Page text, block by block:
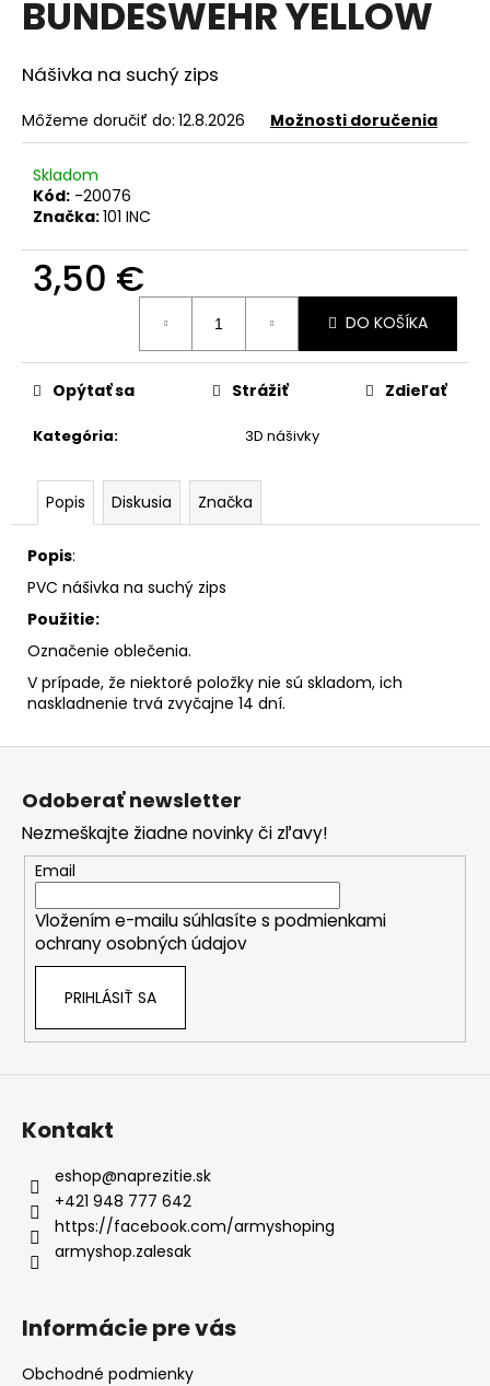
BUNDESWEHR YELLOW
Nášivka na suchý zips
Môžeme doručiť do: 12.8.2026 Možnosti doručenia
Skladom
Kód: -20076
Značka:101 INC
3,50 €
DO KOŠÍKA
Kategória: 3D nášivky
Opýtať sa Strážiť Zdieľať
Popis Diskusia Značka
Popis:
PVC nášivka na suchý zips
Použitie:
Označenie oblečenia.
V prípade, že niektoré položky nie sú skladom, ich
naskladnenie trvá zvyčajne 14 dní.
á
s
ť
?
HĽADAŤ
d
p
a
e
Z
Odoberať newsletter
Nezmeškajte žiadne novinky či zľavy!
Email
Vložením e-mailu súhlasíte s podmienkami
ochrany osobných údajov
PRIHLÁSIŤ SA
Kontakt
eshop@naprezitie.sk
+421 948 777 642
https://facebook.com/armyshoping
armyshop.zalesak
Informácie pre vás
Obchodné podmienky